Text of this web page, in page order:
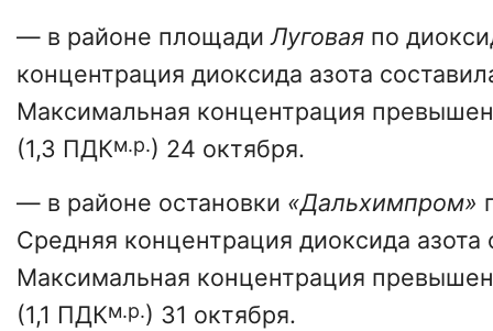
— в районе площадиЛуговая по
концентрация диоксида азота
Максимальная концентрация
(1,3 ПДКм.р.) 24 октября.
— в районе остановки «Дальхимпром»
Средняя концентрация диоксида
Максимальная концентрация
(1,1 ПДКм.р.) 31 октября.